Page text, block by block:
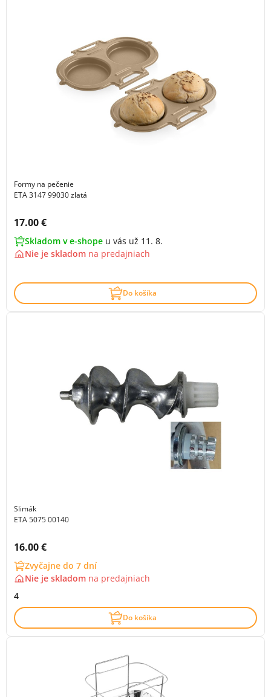
Formy na pečenie
ETA 3147 99030 zlatá
Cena s DPH:
17.00 €
Skladom v e-shope u vás už 11. 8.
Nie je skladom na predajniach
Do košíka
Slimák
ETA 5075 00140
Cena s DPH:
16.00 €
Zvyčajne do 7 dní
Nie je skladom na predajniach
4
Do košíka